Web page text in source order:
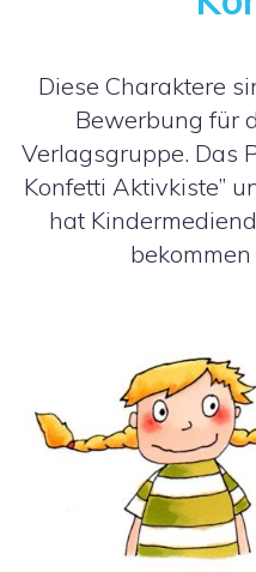
Diese Charaktere
Bewerbung für
Verlagsgruppe. Das
Konfetti Aktivkiste”
hat